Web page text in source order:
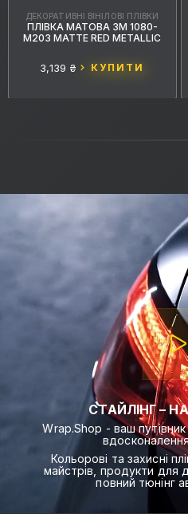
ДЕКОРАТИВНІ ВІНІЛОВІ ПЛІВКИ
ПЛІВКА МАТОВА 3M 1080-
M203 MATTE RED METALLIC
3,139 ₴ КУПИТИ
СТАЙЛІНГ –
Wrap.Shop - ваш
Кольорові та захисні
майстрів, продукти для
повний тюнінг